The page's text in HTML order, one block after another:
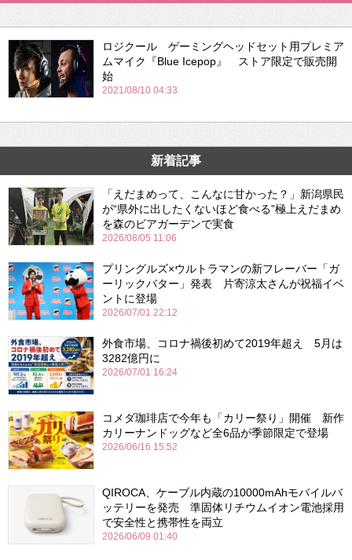
ロジクール ゲーミングヘッドセット用プレミア
ムマイク『Blue Icepop』 ストア限定で販売開
始
2021/08/10 04:33
新着記事
「えだまめって、こんなに甘かった？」新潟県民
が“県外に出したくないほど食べる”極上えだまめ
を森のビアガーデンで実食
2026/08/05 11:06
プリングルズ×ウルトラマンの新フレーバー「ガ
ーリックバター」発表 片寄涼太さんが祝福イベ
ントに登場
2026/07/01 22:12
外食市場、コロナ禍後初めて2019年超え 5月は
3282億円に
2026/07/01 16:24
コメダ珈琲店で今年も「カリー祭り」開催 新作
カリーナンドッグなど全6品が季節限定で登場
2026/06/16 15:52
QIROCA、ケーブル内蔵の10000mAhモバイルバ
ッテリーを発売 準固体リチウムイオン電池採用
で安全性と携帯性を両立
2026/06/09 01:40